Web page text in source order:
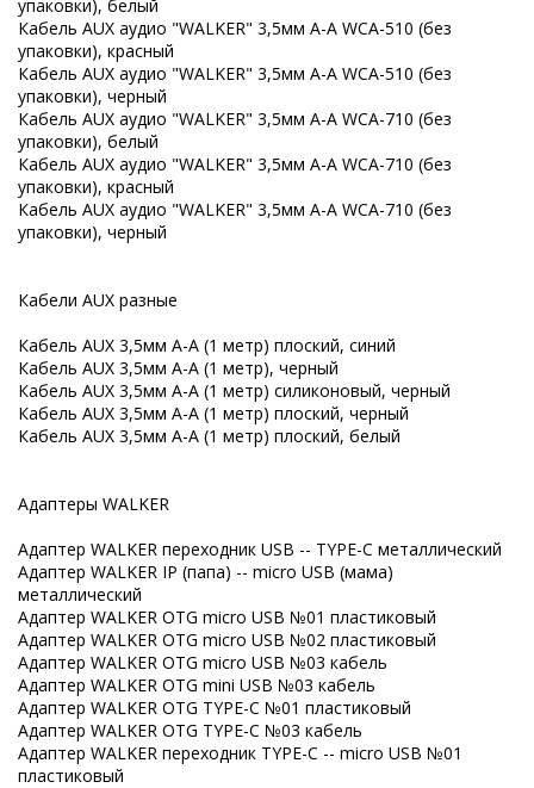
упаковки), белый
Кабель AUX аудио "WALKER" 3,5мм A-A WCA-510 (без
упаковки), красный
Кабель AUX аудио "WALKER" 3,5мм A-A WCA-510 (без
упаковки), черный
Кабель AUX аудио "WALKER" 3,5мм A-A WCA-710 (без
упаковки), белый
Кабель AUX аудио "WALKER" 3,5мм A-A WCA-710 (без
упаковки), красный
Кабель AUX аудио "WALKER" 3,5мм A-A WCA-710 (без
упаковки), черный
Кабели AUX разные
Кабель AUX 3,5мм A-A (1 метр) плоский, синий
Кабель AUX 3,5мм A-A (1 метр), черный
Кабель AUX 3,5мм A-A (1 метр) силиконовый, черный
Кабель AUX 3,5мм A-A (1 метр) плоский, черный
Кабель AUX 3,5мм A-A (1 метр) плоский, белый
Адаптеры WALKER
Адаптер WALKER переходник USB -- TYPE-C металлический
Адаптер WALKER IP (папа) -- micro USB (мама)
металлический
Адаптер WALKER OTG micro USB №01 пластиковый
Адаптер WALKER OTG micro USB №02 пластиковый
Адаптер WALKER OTG micro USB №03 кабель
Адаптер WALKER OTG mini USB №03 кабель
Адаптер WALKER OTG TYPE-C №01 пластиковый
Адаптер WALKER OTG TYPE-C №03 кабель
Адаптер WALKER переходник TYPE-C -- micro USB №01
пластиковый